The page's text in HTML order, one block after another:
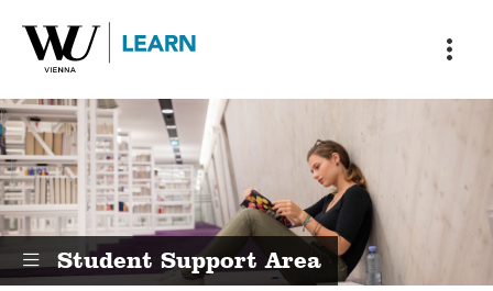
Effektiv Lernen
Student Support Area